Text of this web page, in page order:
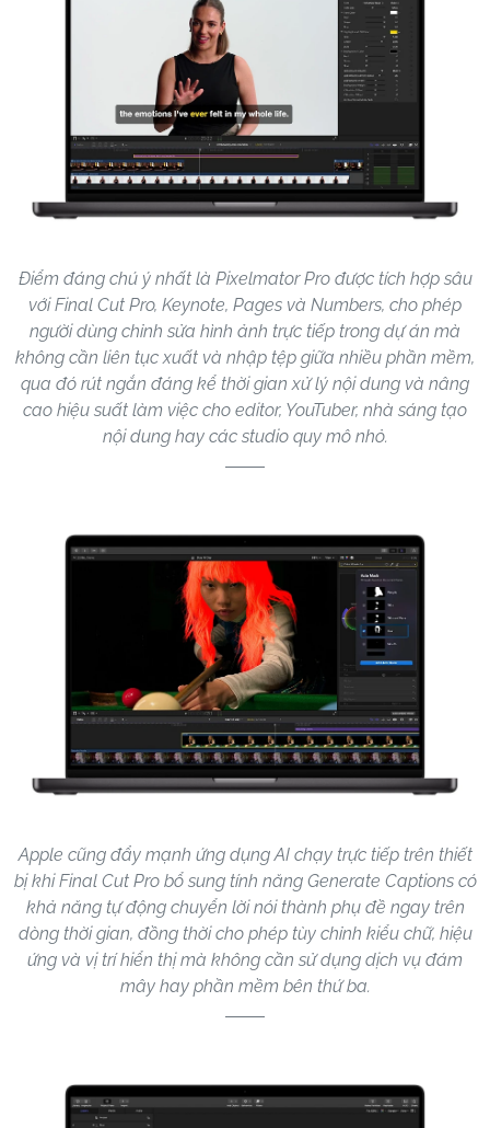
Điểm đáng chú ý nhất là Pixelmator Pro được tích hợp sâu
với Final Cut Pro, Keynote, Pages và Numbers, cho phép
người dùng chỉnh sửa hình ảnh trực tiếp trong dự án mà
không cần liên tục xuất và nhập tệp giữa nhiều phần mềm,
qua đó rút ngắn đáng kể thời gian xử lý nội dung và nâng
cao hiệu suất làm việc cho editor, YouTuber, nhà sáng tạo
nội dung hay các studio quy mô nhỏ.
Apple cũng đẩy mạnh ứng dụng AI chạy trực tiếp trên thiết
bị khi Final Cut Pro bổ sung tính năng Generate Captions có
khả năng tự động chuyển lời nói thành phụ đề ngay trên
dòng thời gian, đồng thời cho phép tùy chỉnh kiểu chữ, hiệu
ứng và vị trí hiển thị mà không cần sử dụng dịch vụ đám
mây hay phần mềm bên thứ ba.